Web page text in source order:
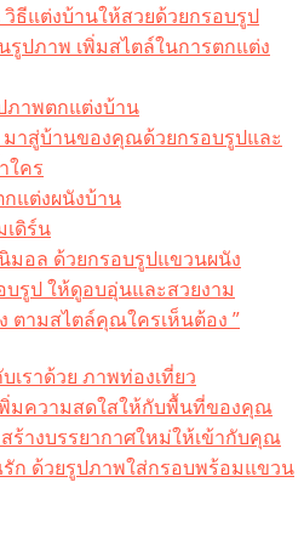
ธีแต่งบ้านให้สวยด้วยกรอบรูป
รูปภาพ เพิ่มสไตล์ในการตกแต่ง
ภาพตกแต่งบ้าน
าสู่บ้านของคุณด้วยกรอบรูปและ
ใคร
แต่งผนังบ้าน
เดิร์น
มอล ด้วยกรอบรูปแขวนผนัง
บรูป ให้ดูอบอุ่นและสวยงาม
ตามสไตล์คุณใครเห็นต้อง ”
เราด้วย ภาพท่องเที่ยว
พิ่มความสดใสให้กับพื้นที่ของคุณ
ร้างบรรยากาศใหม่ให้เข้ากับคุณ
ก ด้วยรูปภาพใส่กรอบพร้อมแขวน​